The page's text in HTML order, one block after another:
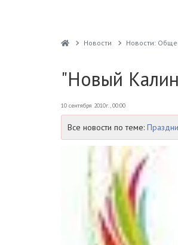
Новости Новости:
"Новый
10 сентября 2010г., 00:00
Все новости по теме: